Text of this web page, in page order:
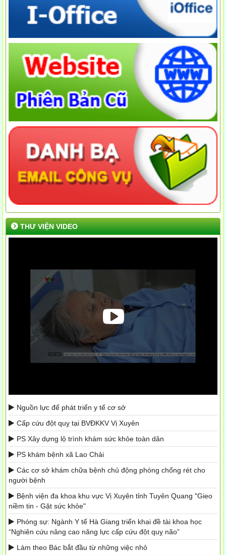
THƯ VIỆN VIDEO
Nguồn lực để phát triển y tế cơ sở
Cấp cứu đột quỵ tại BVĐKKV Vị Xuyên
PS Xây dựng lộ trình khám sức khỏe toàn dân
PS khám bệnh xã Lao Chải
Các cơ sở khám chữa bệnh chủ động phòng chống rét cho
người bệnh
Bệnh viện đa khoa khu vực Vị Xuyên tỉnh Tuyên Quang "Gieo
niềm tin - Gặt sức khỏe"
Phóng sự: Ngành Y tế Hà Giang triển khai đề tài khoa học
“Nghiên cứu nâng cao năng lực cấp cứu đột quỵ não”
Làm theo Bác bắt đầu từ những việc nhỏ